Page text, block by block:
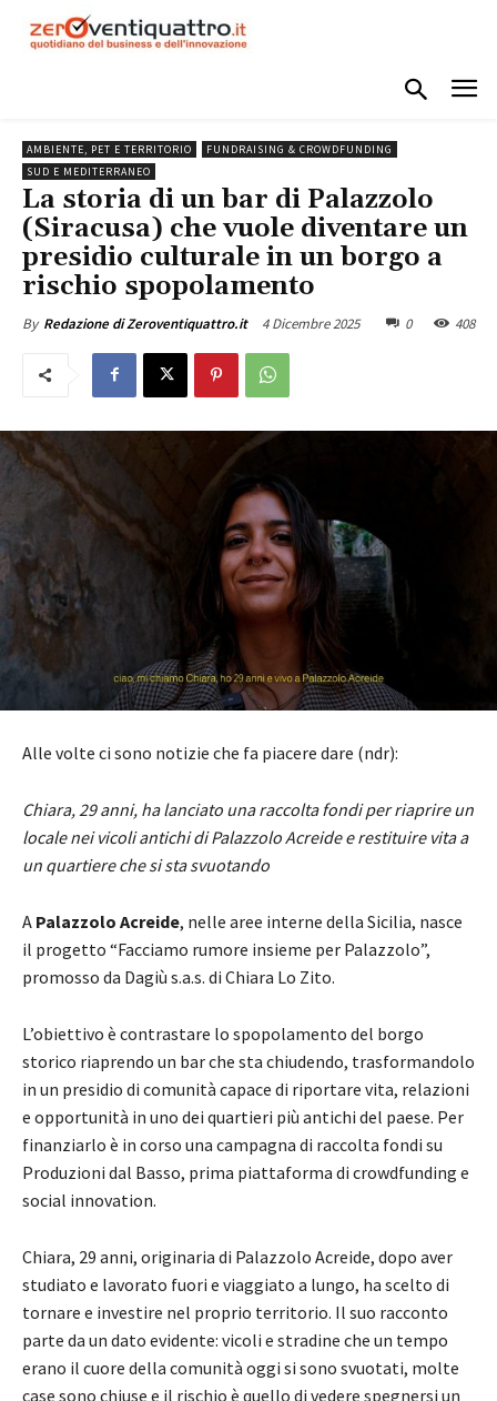
AMBIENTE, PET E TERRITORIO
FUNDRAISING & CROWDFUNDING
SUD E MEDITERRANEO
La storia di un bar di Palazzolo
(Siracusa) che vuole diventare un
presidio culturale in un borgo a
rischio spopolamento
By Redazione di Zeroventiquattro.it 4 Dicembre 2025 0 408
Alle volte ci sono notizie che fa piacere dare (ndr):
Chiara, 29 anni, ha lanciato una raccolta fondi per riaprire un
locale nei vicoli antichi di Palazzolo Acreide e restituire vita a
un quartiere che si sta svuotando
A Palazzolo Acreide, nelle aree interne della Sicilia, nasce
il progetto “Facciamo rumore insieme per Palazzolo”,
promosso da Dagiù s.a.s. di Chiara Lo Zito.
L’obiettivo è contrastare lo spopolamento del borgo
storico riaprendo un bar che sta chiudendo, trasformandolo
in un presidio di comunità capace di riportare vita, relazioni
e opportunità in uno dei quartieri più antichi del paese. Per
finanziarlo è in corso una campagna di raccolta fondi su
Produzioni dal Basso, prima piattaforma di crowdfunding e
social innovation.
Chiara, 29 anni, originaria di Palazzolo Acreide, dopo aver
studiato e lavorato fuori e viaggiato a lungo, ha scelto di
tornare e investire nel proprio territorio. Il suo racconto
parte da un dato evidente: vicoli e stradine che un tempo
erano il cuore della comunità oggi si sono svuotati, molte
case sono chiuse e il rischio è quello di vedere spegnersi un